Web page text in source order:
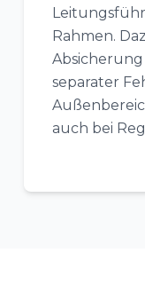
Rahmen.
separater
auch bei